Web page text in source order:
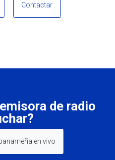
Contactar
de radio
en vivo